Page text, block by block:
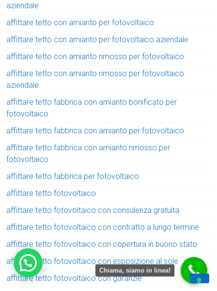
aziendale
affittare tetto con amianto per fotovoltaico
affittare tetto con amianto per fotovoltaico aziendale
affittare tetto con amianto rimosso per fotovoltaico
affittare tetto con amianto rimosso per fotovoltaico
aziendale
affittare tetto fabbrica con amianto bonificato per
fotovoltaico
affittare tetto fabbrica con amianto per fotovoltaico
affittare tetto fabbrica con amianto rimosso per
fotovoltaico
affittare tetto fabbrica per fotovoltaico
affittare tetto fotovoltaico
affittare tetto fotovoltaico con consulenza gratuita
affittare tetto fotovoltaico con contratto a lungo termine
affittare tetto fotovoltaico con copertura in buono stato
affittare tetto fotovoltaico con esposizione al sole
affittare tetto fotovoltaico con garanzie
Chiama, siamo in linea!